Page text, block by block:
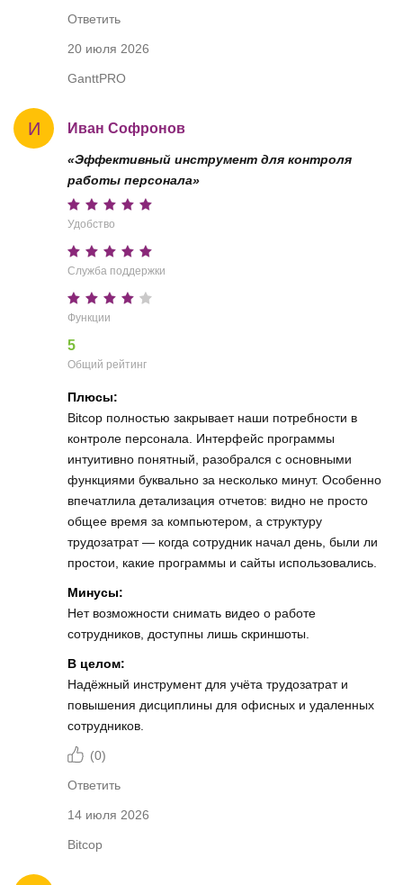
Ответить
20 июля 2026
GanttPRO
И Иван Софронов
«Эффективный инструмент для контроля
работы персонала»
Удобство
Служба поддержки
Функции
5
Общий рейтинг
Плюсы:
Bitcop полностью закрывает наши потребности в
контроле персонала. Интерфейс программы
интуитивно понятный, разобрался с основными
функциями буквально за несколько минут. Особенно
впечатлила детализация отчетов: видно не просто
общее время за компьютером, а структуру
трудозатрат — когда сотрудник начал день, были ли
простои, какие программы и сайты использовались.
Минусы:
Нет возможности снимать видео о работе
сотрудников, доступны лишь скриншоты.
В целом:
Надёжный инструмент для учёта трудозатрат и
повышения дисциплины для офисных и удаленных
сотрудников.
(0)
Ответить
14 июля 2026
Bitcop